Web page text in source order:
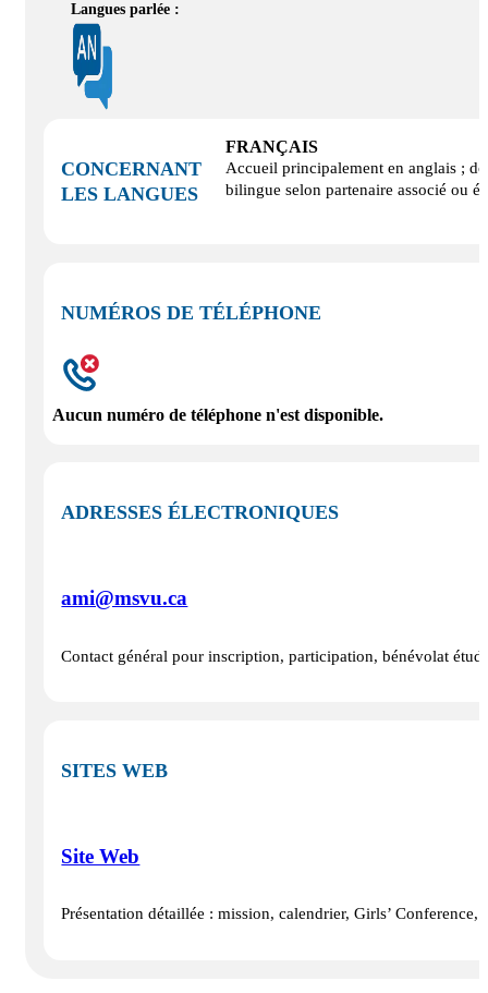
Langues parlée :
CONCERNANT
LES LANGUES
FRANÇAIS
Accueil principalement en anglais ;
bilingue selon partenaire associé ou
NUMÉROS DE TÉLÉPHONE
Aucun numéro de téléphone n'est disponible.
ADRESSES ÉLECTRONIQUES
ami@msvu.ca
Contact général pour inscription, participation, bénévolat
SITES WEB
Site Web
Présentation détaillée : mission, calendrier, Girls’